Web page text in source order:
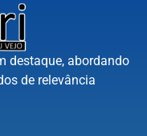
destaque, abordando
de relevância